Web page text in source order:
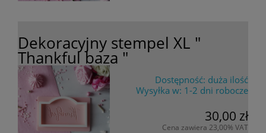
Dekoracyjny stempel XL "
Thankful baza "
Dostępność: duża ilość
Wysyłka w: 1-2 dni robocze
30,00 zł
Cena zawiera 23,00% VAT